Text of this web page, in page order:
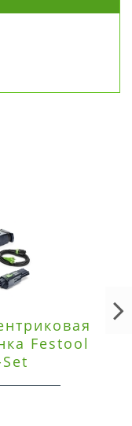
Festool